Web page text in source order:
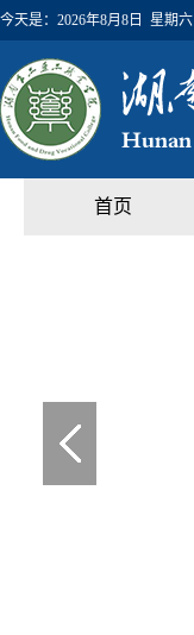
今天是： 2026年8月8日 星期六
首页